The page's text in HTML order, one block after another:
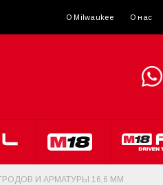
О Milwaukee О нас
И АРМАТУРЫ 16,6 ММ